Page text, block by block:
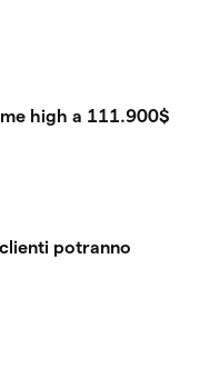
high a 111.900$
potranno